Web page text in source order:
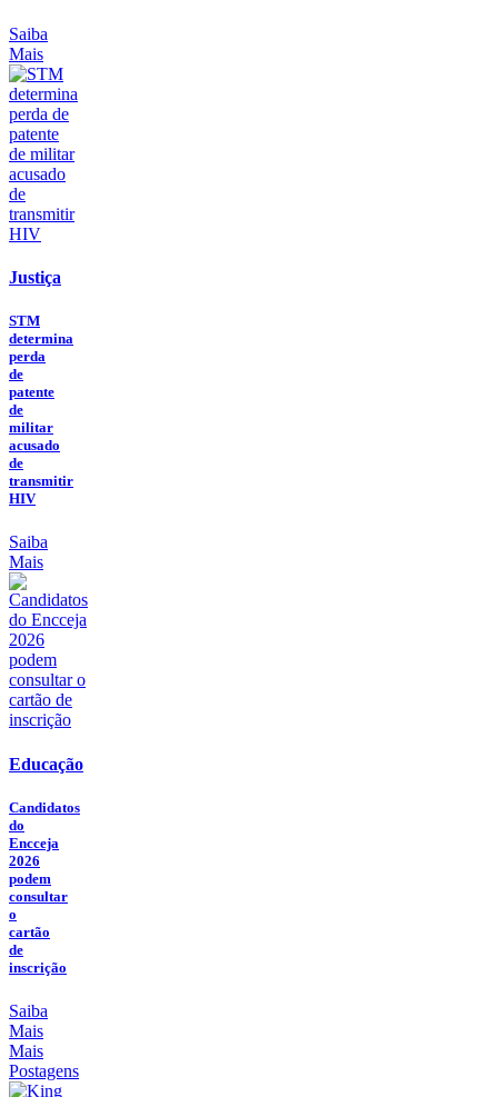
Saiba
Mais
Justiça
STM
determina
perda
de
patente
de
militar
acusado
de
transmitir
HIV
Saiba
Mais
Educação
Candidatos
do
Encceja
2026
podem
consultar
o
cartão
de
inscrição
Saiba
Mais
Mais
Postagens